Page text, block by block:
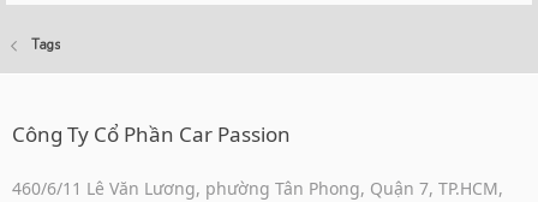
Tags
Công Ty Cổ Phần Car Passion
460/6/11 Lê Văn Lương, phường Tân Phong, Quận 7, TP.HCM,